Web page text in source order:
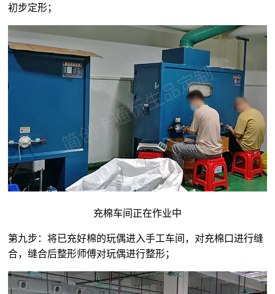
初步定形；
充棉车间正在作业中
第九步：将已充好棉的玩偶进入手工车间，对充棉口进行缝
合，缝合后整形师傅对玩偶进行整形；